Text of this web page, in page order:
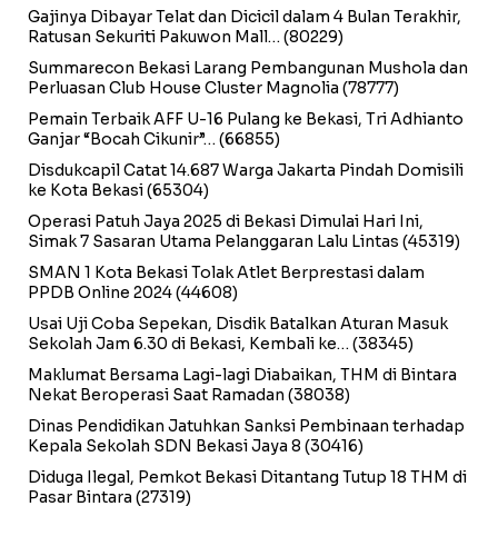
Gajinya Dibayar Telat dan Dicicil dalam 4 Bulan Terakhir,
Ratusan Sekuriti Pakuwon Mall… (80229)
Summarecon Bekasi Larang Pembangunan Mushola dan
Perluasan Club House Cluster Magnolia (78777)
Pemain Terbaik AFF U-16 Pulang ke Bekasi, Tri Adhianto
Ganjar “Bocah Cikunir”… (66855)
Disdukcapil Catat 14.687 Warga Jakarta Pindah Domisili
ke Kota Bekasi(65304)
Operasi Patuh Jaya 2025 di Bekasi Dimulai Hari Ini,
Simak 7 Sasaran Utama Pelanggaran Lalu Lintas (45319)
SMAN 1 Kota Bekasi Tolak Atlet Berprestasi dalam
PPDB Online 2024(44608)
Usai Uji Coba Sepekan, Disdik Batalkan Aturan Masuk
Sekolah Jam 6.30 di Bekasi, Kembali ke… (38345)
Maklumat Bersama Lagi-lagi Diabaikan, THM di Bintara
Nekat Beroperasi Saat Ramadan (38038)
Dinas Pendidikan Jatuhkan Sanksi Pembinaan terhadap
Kepala Sekolah SDN Bekasi Jaya 8 (30416)
Diduga Ilegal, Pemkot Bekasi Ditantang Tutup 18 THM di
Pasar Bintara (27319)